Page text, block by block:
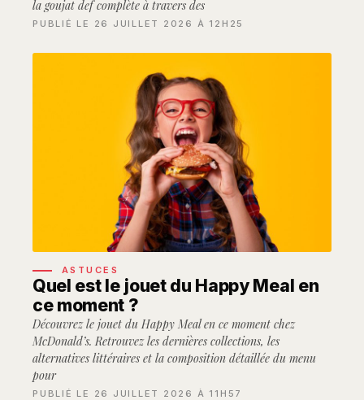
la goujat def complète à travers des
PUBLIÉ LE 26 JUILLET 2026 À 12H25
ASTUCES
Quel est le jouet du Happy Meal en
ce moment ?
Découvrez le jouet du Happy Meal en ce moment chez
McDonald’s. Retrouvez les dernières collections, les
alternatives littéraires et la composition détaillée du menu
pour
PUBLIÉ LE 26 JUILLET 2026 À 11H57